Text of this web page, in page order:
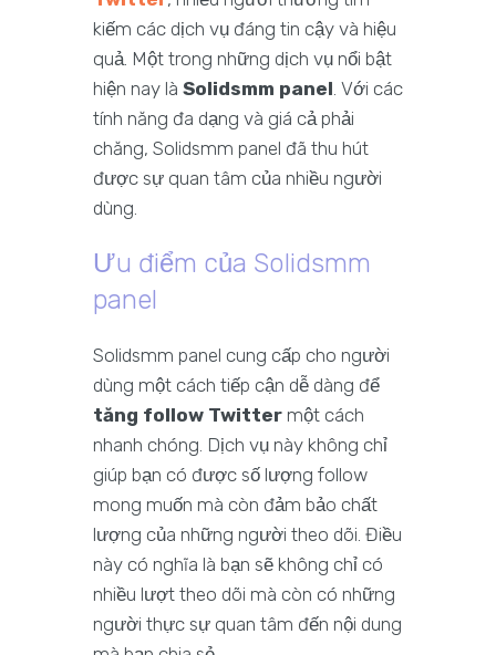
kiếm các dịch vụ đáng tin cậy và hiệu
quả. Một trong những dịch vụ nổi bật
hiện nay là Solidsmm panel. Với các
tính năng đa dạng và giá cả phải
chăng, Solidsmm panel đã thu hút
được sự quan tâm của nhiều người
dùng.
Ưu điểm của Solidsmm
panel
Solidsmm panel cung cấp cho người
dùng một cách tiếp cận dễ dàng để
tăng follow Twitter một cách
nhanh chóng. Dịch vụ này không chỉ
giúp bạn có được số lượng follow
mong muốn mà còn đảm bảo chất
lượng của những người theo dõi. Điều
này có nghĩa là bạn sẽ không chỉ có
nhiều lượt theo dõi mà còn có những
người thực sự quan tâm đến nội dung